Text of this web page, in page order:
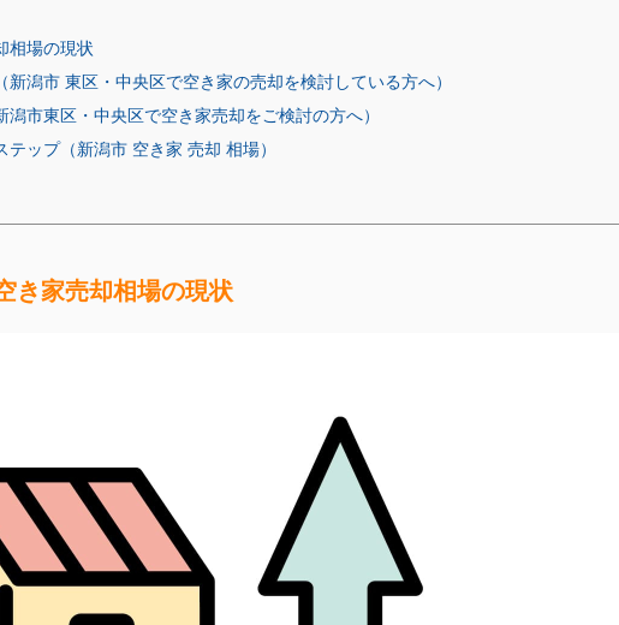
相場の現状
潟市 東区・中央区で空き家の売却を検討している方へ）
市東区・中央区で空き家売却をご検討の方へ）
ップ（新潟市 空き家 売却 相場）
き家売却相場の現状